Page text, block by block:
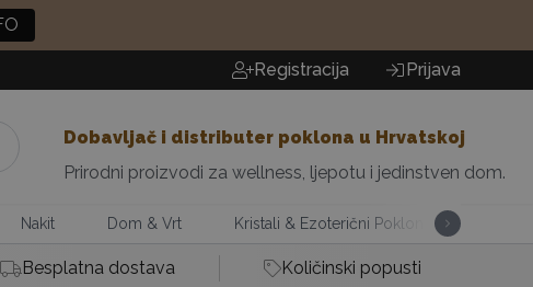
Registracija Prijava
Dobavljač i distributer poklona u Hrvatskoj
Prirodni proizvodi za wellness, ljepotu i jedinstven dom.
Nakit Dom & Vrt Kristali & Ezoterični Pokloni
Besplatna dostava Količinski popusti